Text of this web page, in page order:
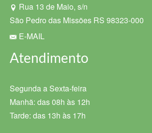
Rua 13 de Maio, s/n
São Pedro das Missões RS 98323-000
E-MAIL
Atendimento
Segunda a Sexta-feira
Manhã: das 08h às 12h
Tarde: das 13h às 17h